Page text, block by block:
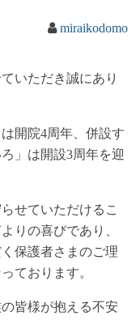
miraikodomo
いただき誠にあり
開院4周年、併設す
」は開設3周年を迎
せていただけるこ
りの喜びであり、
保護者さまのご理
ております。
皆様が抱える不安